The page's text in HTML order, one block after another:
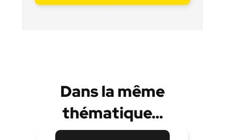
Dans la même
thématique…